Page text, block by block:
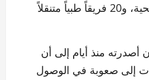
و97 مركزاً للرعاية الصحية، و20 فريقاً طبياً متنقلاً
منذ أيام إلى أن
إلى صعوبة في الوصول